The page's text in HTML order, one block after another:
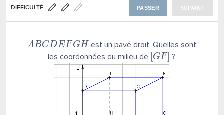
DIFFICULTÉ PASSER SUIVANT
ABCDEF GH est un pavé droit. Quelles sont
les coordonnées du milieu de
GF] ?